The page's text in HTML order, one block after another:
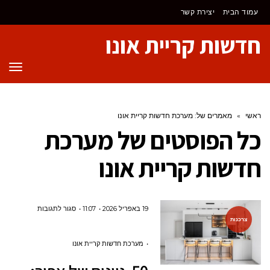
לתוכן
עמוד הבית יצירת קשר
חדשות קריית אונו
ראשי » מאמרים של: מערכת חדשות קריית אונו
כל הפוסטים שלמערכת
חדשות קריית אונו
צרכנות
19 באפריל 2026 11:07 סגור לתגובותעל
מערכת חדשות קריית אונו